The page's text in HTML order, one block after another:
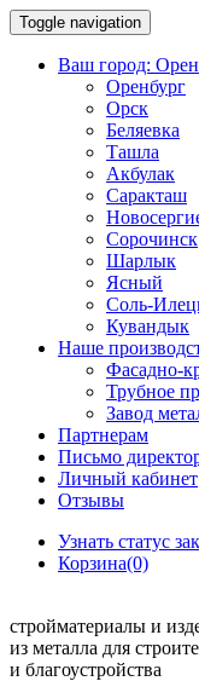
Toggle navigation
Ваш город:
Оренбург
Орск
Беляевка
Ташла
Акбулак
Саракташ
Сорочинск
Шарлык
Ясный
Соль-
Кувандык
Наше
Фасадно-
Трубное
Завод
Партнерам
Письмо
Личный кабинет
Отзывы
Узнать статус
Корзина(0)
стройматериалы и
из металла для
и благоустройства